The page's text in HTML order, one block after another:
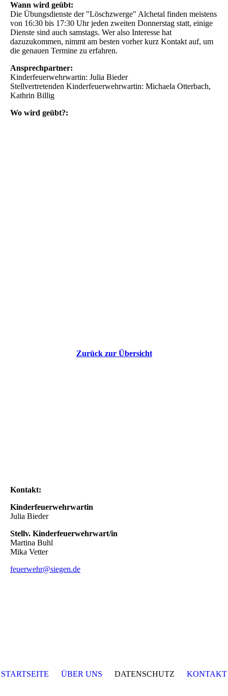
Wann wird geübt:
Die Übungsdienste der "Löschzwerge" Alchetal finden meistens
von 16:30 bis 17:30 Uhr jeden zweiten Donnerstag statt, einige
Dienste sind auch samstags. Wer also Interesse hat
dazuzukommen, nimmt am besten vorher kurz Kontakt auf, um
die genauen Termine zu erfahren.
Ansprechpartner:
Kinderfeuerwehrwartin: Julia Bieder
Stellvertretenden Kinderfeuerwehrwartin: Michaela Otterbach,
Kathrin Billig
Wo wird geübt?:
Zurück zur Übersicht
Kontakt:
Kinderfeuerwehrwartin
Julia Bieder
Stellv. Kinderfeuerwehrwart/in
Martina Buhl
Mika Vetter
feuerwehr@siegen.de
STARTSEITE ÜBER UNS DATENSCHUTZ KONTAKT